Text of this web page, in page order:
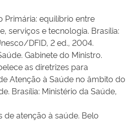
Primária: equilíbrio entre
serviços e tecnologia. Brasília:
DFID, 2 ed., 2004.
Gabinete do Ministro.
as diretrizes para
Atenção à Saúde no âmbito do
Brasília: Ministério da Saúde,
de atenção à saúde. Belo